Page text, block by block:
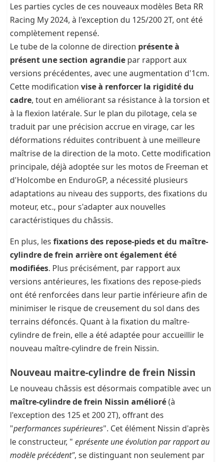
Les parties cycles de ces nouveaux modèles Beta RR
Racing My 2024, à l'exception du 125/200 2T, ont été
complètement repensé.
Le tube de la colonne de direction présente à
présent une section agrandie par rapport aux
versions précédentes, avec une augmentation d'1cm.
Cette modification vise à renforcer la rigidité du
cadre, tout en améliorant sa résistance à la torsion et
à la flexion latérale. Sur le plan du pilotage, cela se
traduit par une précision accrue en virage, car les
déformations réduites contribuent à une meilleure
maîtrise de la direction de la moto. Cette modification
principale, déjà adoptée sur les motos de Freeman et
d'Holcombe en EnduroGP, a nécessité plusieurs
adaptations au niveau des supports, des fixations du
moteur, etc., pour s'adapter aux nouvelles
caractéristiques du châssis.
En plus, les fixations des repose-pieds et du maître-
cylindre de frein arrière ont également été
modifiées. Plus précisément, par rapport aux
versions antérieures, les fixations des repose-pieds
ont été renforcées dans leur partie inférieure afin de
minimiser le risque de creusement du sol dans des
terrains défoncés. Quant à la fixation du maître-
cylindre de frein, elle a été adaptée pour accueillir le
nouveau maître-cylindre de frein Nissin.
Nouveau maitre-cylindre de frein Nissin
Le nouveau châssis est désormais compatible avec un
maître-cylindre de frein Nissin amélioré(à
l'exception des 125 et 200 2T), offrant des
"performances supérieures". Cet élément Nissin d'après
le constructeur, " eprésente une évolution par rapport au
modèle précédent", se distinguant non seulement par